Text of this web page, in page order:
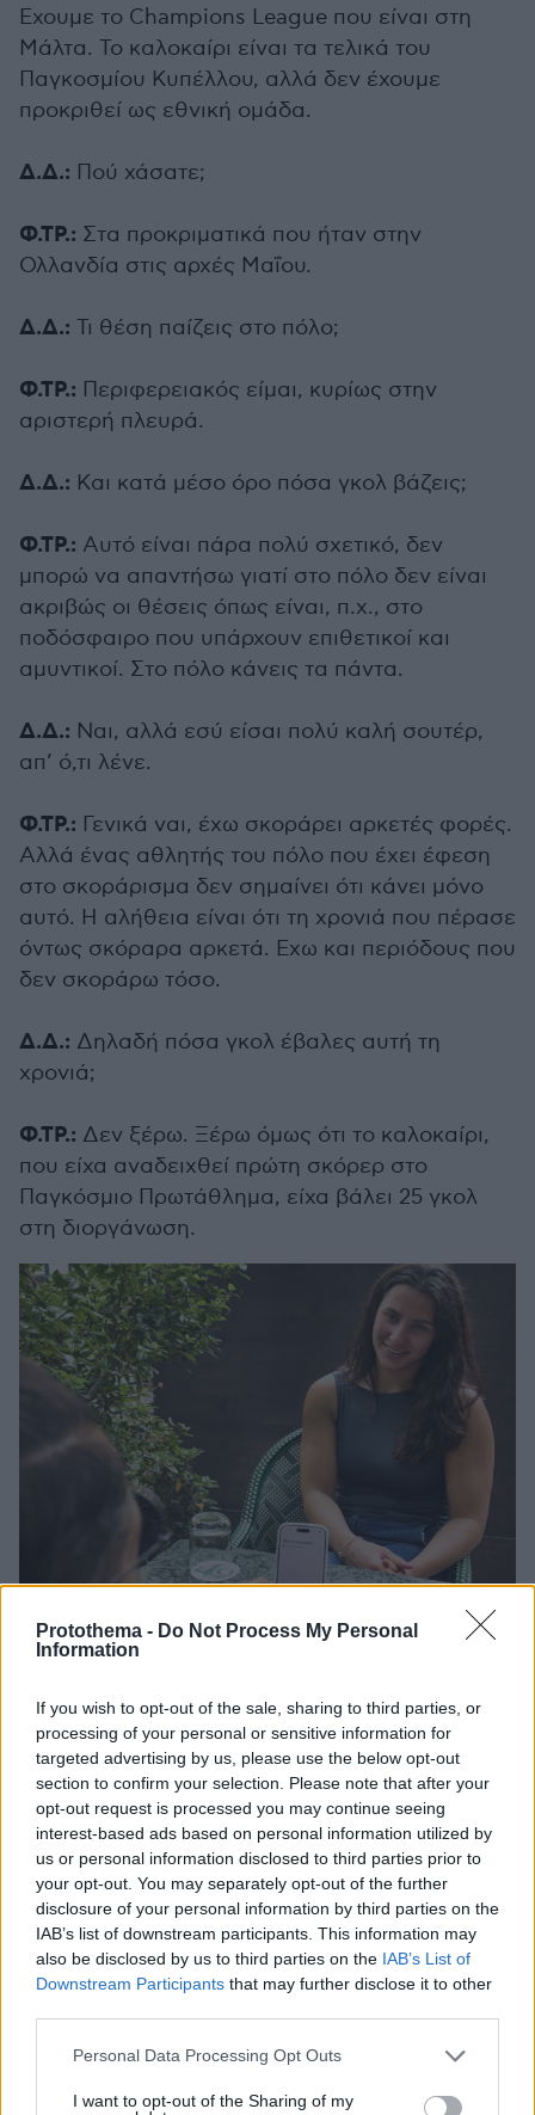
Protothema - Do Not Process My Personal
Information
If you wish to opt-out of the sale, sharing to third parties, or
processing of your personal or sensitive information for
targeted advertising by us, please use the below opt-out
section to confirm your selection. Please note that after your
opt-out request is processed you may continue seeing
interest-based ads based on personal information utilized by
us or personal information disclosed to third parties prior to
your opt-out. You may separately opt-out of the further
disclosure of your personal information by third parties on the
IAB’s list of downstream participants. This information may
also be disclosed by us to third parties on the IAB’s List of
Downstream Participants that may further disclose it to other
Please note that this website/app uses one or more Google
not limited to your visit or usage behaviour. You may click to
Personal Data Processing Opt Outs
I want to opt-out of the Sharing of my
Εχουμε το Champions League που είναι στη
Μάλτα. Το καλοκαίρι είναι τα τελικά του
Παγκοσμίου Κυπέλλου, αλλά δεν έχουμε
προκριθεί ως εθνική ομάδα.
Δ.Δ.: Πού χάσατε;
Φ.ΤΡ.: Στα προκριματικά που ήταν στην
Ολλανδία στις αρχές Μαΐου.
Δ.Δ.: Τι θέση παίζεις στο πόλο;
Φ.ΤΡ.: Περιφερειακός είμαι, κυρίως στην
αριστερή πλευρά.
Δ.Δ.: Και κατά μέσο όρο πόσα γκολ βάζεις;
Φ.ΤΡ.: Αυτό είναι πάρα πολύ σχετικό, δεν
μπορώ να απαντήσω γιατί στο πόλο δεν είναι
ακριβώς οι θέσεις όπως είναι, π.χ., στο
ποδόσφαιρο που υπάρχουν επιθετικοί και
αμυντικοί. Στο πόλο κάνεις τα πάντα.
Δ.Δ.: Ναι, αλλά εσύ είσαι πολύ καλή σουτέρ,
απ’ ό,τι λένε.
Φ.ΤΡ.: Γενικά ναι, έχω σκοράρει αρκετές φορές.
Αλλά ένας αθλητής του πόλο που έχει έφεση
στο σκοράρισμα δεν σημαίνει ότι κάνει μόνο
αυτό. Η αλήθεια είναι ότι τη χρονιά που πέρασε
όντως σκόραρα αρκετά. Εχω και περιόδους που
δεν σκοράρω τόσο.
Δ.Δ.: Δηλαδή πόσα γκολ έβαλες αυτή τη
χρονιά;
Φ.ΤΡ.: Δεν ξέρω. Ξέρω όμως ότι το καλοκαίρι,
που είχα αναδειχθεί πρώτη σκόρερ στο
Παγκόσμιο Πρωτάθλημα, είχα βάλει 25 γκολ
στη διοργάνωση.
Σκηνή 2η
«Μου αρέσει η μουσική»
Δ.Δ.:Εκτός από το πόλο, κάνεις κάτι άλλο;
Σπουδάζεις;
Φ.ΤΡ.: Είμαι σε μια σχολή, στη Διοίκηση
Επιχειρήσεων. Δεν έχω βρει αυτό που μου
αρέσει, κάτι που να με ιντριγκάρει για να
ασχοληθώ πολύ, το ψάχνω λίγο ακόμα.